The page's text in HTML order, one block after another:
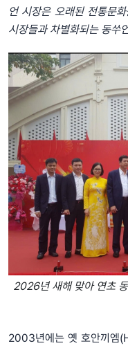
언 시장은 오래된 전통문
시장들과 차별화되는 동쑤
2026년 새해 맞아 연초
2003년에는 옛 호안끼엠